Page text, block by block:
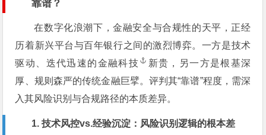
靠谱？
在数字化浪潮下，金融安全与合规性的天平，正经
历着新兴平台与百年银行之间的激烈博弈。一方是技术
驱动、迭代迅速的金融科技
新贵，另一方是根基深
厚、规则森严的传统金融巨擘。评判其“靠谱”程度，需深
入其风险识别与合规路径的本质差异。
1. 技术风控vs.经验沉淀：风险识别逻辑的根本差